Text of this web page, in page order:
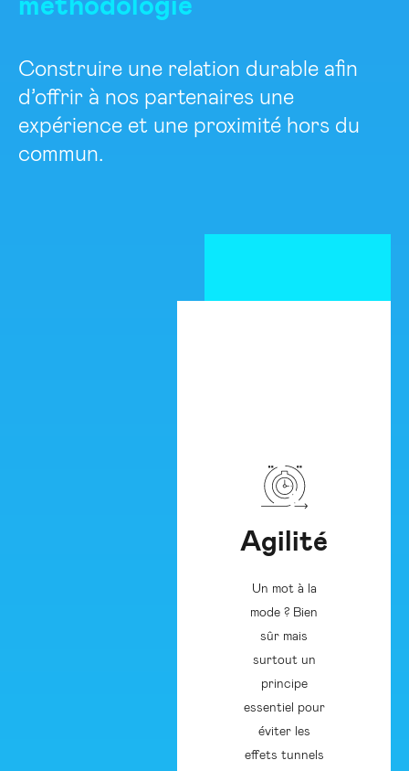
méthodologie
Construire une relation durable afin
d’offrir à nos partenaires une
expérience et une proximité hors du
commun.
Agilité
Un mot à la
mode ? Bien
sûr mais
surtout un
principe
essentiel pour
éviter les
effets tunnels